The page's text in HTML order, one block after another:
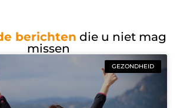
berichten die u niet mag
missen
GEZONDHEID